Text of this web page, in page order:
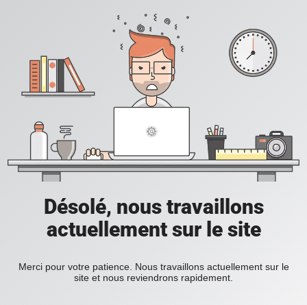
Désolé, nous travaillons
actuellement sur le site
Merci pour votre patience. Nous travaillons actuellement sur le
site et nous reviendrons rapidement.